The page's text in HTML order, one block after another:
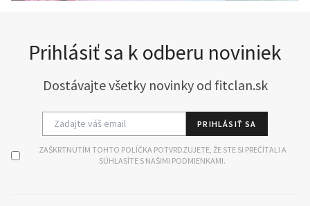
Prihlásiť sa k odberu noviniek
Dostávajte všetky novinky od fitclan.sk
PRIHLÁSIŤ SA
ZAŠKRTNUTÍM TOHTO POLÍČKA POTVRDZUJETE, ŽE STE SI PREČÍTALI A
SÚHLASÍTE S NAŠIMI PODMIENKAMI.